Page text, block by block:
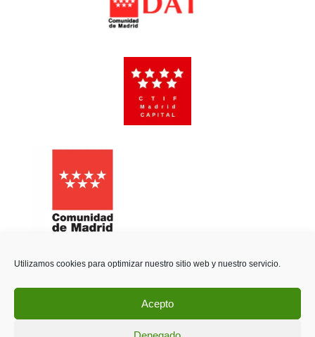
Utilizamos cookies para optimizar nuestro sitio web y nuestro servicio.
Acepto
Política de privacidad|Política de cookies